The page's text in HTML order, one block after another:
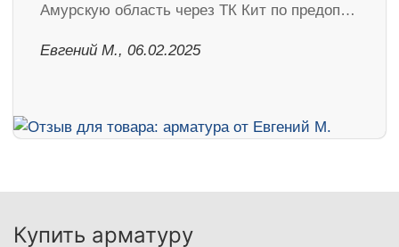
Амурскую область через ТК Кит по предоп…
​Евгений М., 06.02.2025
Купить арматуру